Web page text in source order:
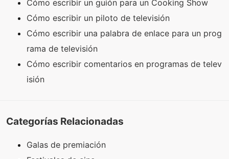
Cómo escribir un guión para un Cooking Show
Cómo escribir un piloto de televisión
Cómo escribir una palabra de enlace para un prog
rama de televisión
Cómo escribir comentarios en programas de telev
isión
Categorías Relacionadas
Galas de premiación